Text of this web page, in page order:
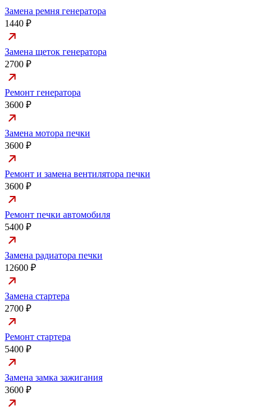
Замена ремня генератора
1440 ₽
Замена щеток генератора
2700 ₽
Ремонт генератора
3600 ₽
Замена мотора печки
3600 ₽
Ремонт и замена вентилятора печки
3600 ₽
Ремонт печки автомобиля
5400 ₽
Замена радиатора печки
12600 ₽
Замена стартера
2700 ₽
Ремонт стартера
5400 ₽
Замена замка зажигания
3600 ₽